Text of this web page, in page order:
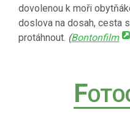
dovolenou k moři
doslova na dosah, cesta
protáhnout. (Bontonfilm
F